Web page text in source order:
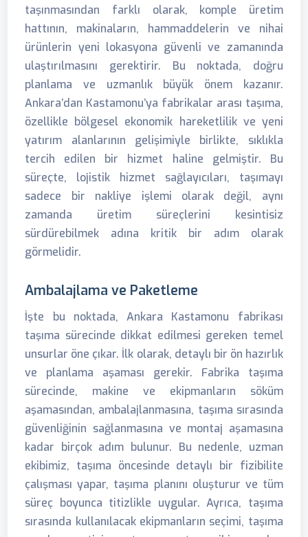
taşınmasından farklı olarak, komple üretim
hattının, makinaların, hammaddelerin ve nihai
ürünlerin yeni lokasyona güvenli ve zamanında
ulaştırılmasını gerektirir. Bu noktada, doğru
planlama ve uzmanlık büyük önem kazanır.
Ankara’dan Kastamonu’ya fabrikalar arası taşıma,
özellikle bölgesel ekonomik hareketlilik ve yeni
yatırım alanlarının gelişimiyle birlikte, sıklıkla
tercih edilen bir hizmet haline gelmiştir. Bu
süreçte, lojistik hizmet sağlayıcıları, taşımayı
sadece bir nakliye işlemi olarak değil, aynı
zamanda üretim süreçlerini kesintisiz
sürdürebilmek adına kritik bir adım olarak
görmelidir.
Ambalajlama ve Paketleme
İşte bu noktada, Ankara Kastamonu fabrikası
taşıma sürecinde dikkat edilmesi gereken temel
unsurlar öne çıkar. İlk olarak, detaylı bir ön hazırlık
ve planlama aşaması gerekir. Fabrika taşıma
sürecinde, makine ve ekipmanların söküm
aşamasından, ambalajlanmasına, taşıma sırasında
güvenliğinin sağlanmasına ve montaj aşamasına
kadar birçok adım bulunur. Bu nedenle, uzman
ekibimiz, taşıma öncesinde detaylı bir fizibilite
çalışması yapar, taşıma planını oluşturur ve tüm
süreç boyunca titizlikle uygular. Ayrıca, taşıma
sırasında kullanılacak ekipmanların seçimi, taşıma